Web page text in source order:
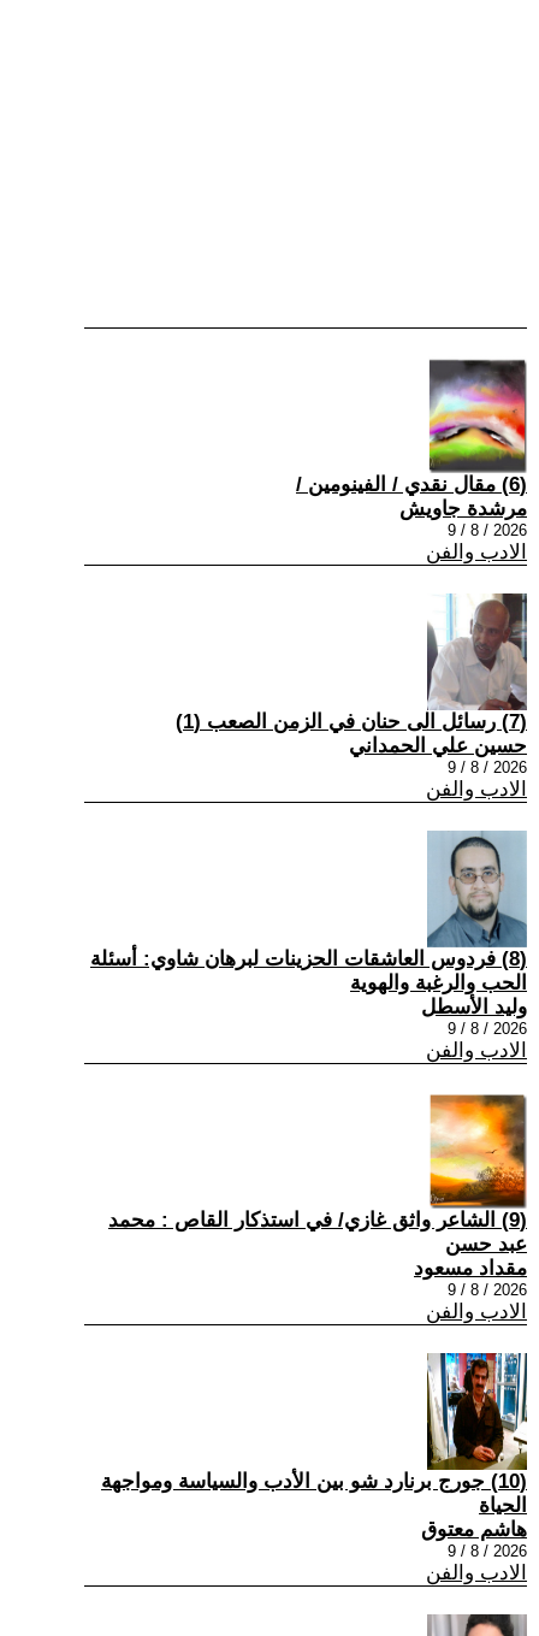
(6) مقال نقدي / الفينومين /
مرشدة جاويش
2026 / 8 / 9
الادب والفن
(7) رسائل الى حنان في الزمن الصعب (1)
حسين علي الحمداني
2026 / 8 / 9
الادب والفن
(8) فردوس العاشقات الحزينات لبرهان شاوي: أسئلة
الحب والرغبة والهوية
وليد الأسطل
2026 / 8 / 9
الادب والفن
(9) الشاعر واثق غازي/ في استذكار القاص : محمد
عبد حسن
مقداد مسعود
2026 / 8 / 9
الادب والفن
(10) جورج برنارد شو بين الأدب والسياسة ومواجهة
الحياة
هاشم معتوق
2026 / 8 / 9
الادب والفن